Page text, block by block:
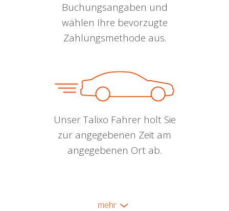
Buchungsangaben und
wählen Ihre bevorzugte
Zahlungsmethode aus.
Unser Talixo Fahrer holt Sie
zur angegebenen Zeit am
angegebenen Ort ab.
mehr